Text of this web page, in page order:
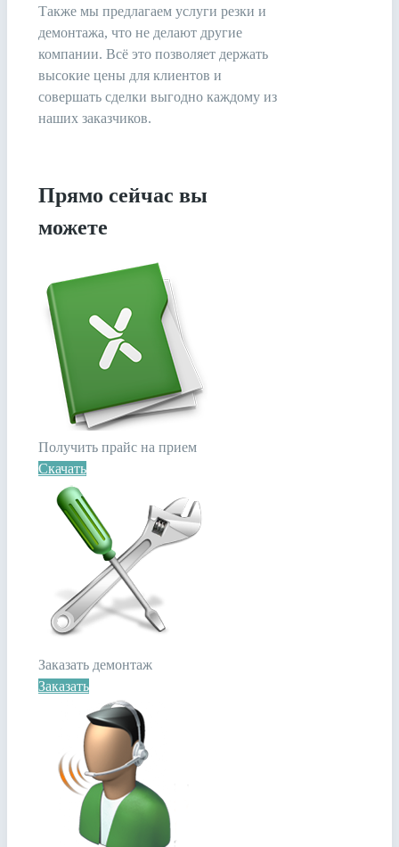
Также мы предлагаем услуги резки и
демонтажа, что не делают другие
компании. Всё это позволяет держать
высокие цены для клиентов и
совершать сделки выгодно каждому из
наших заказчиков.
Прямо сейчас вы
можете
Получить прайс на прием
Скачать
Заказать демонтаж
Заказать